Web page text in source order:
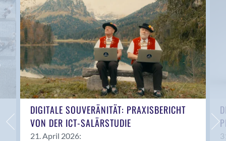
Anwil
Appenzell
Au SG
Baar
Baden
Balsthal
Balzers
Basel
Bassersdorf
Belp
DIGITALE SOUVERÄNITÄT: PRAXISBERICHT
VON DER ICT-SALÄRSTUDIE
21. April 2026: